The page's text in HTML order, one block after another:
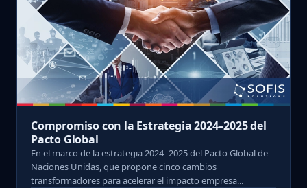
Compromiso con la Estrategia 2024–2025 del
Pacto Global
En el marco de la estrategia 2024–2025 del Pacto Global de
Naciones Unidas, que propone cinco cambios
transformadores para acelerar el impacto empresa...